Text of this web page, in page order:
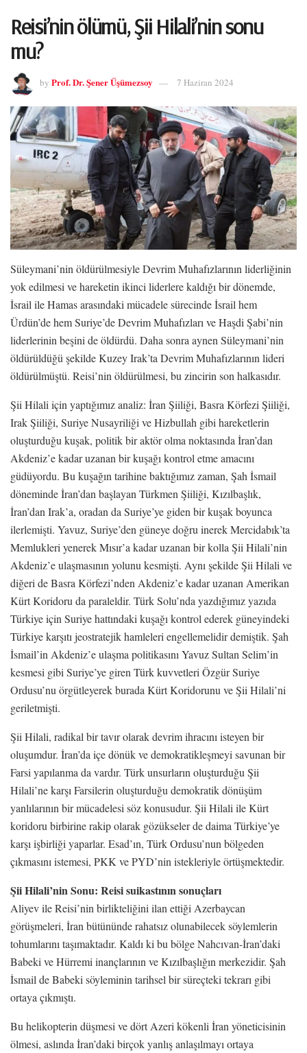
Reisi’nin ölümü, Şii Hilali’nin sonu
mu?
by Prof. Dr. Şener Üşümezsoy 7 Haziran 2024
Süleymani’nin öldürülmesiyle Devrim Muhafızlarının liderliğinin
yok edilmesi ve hareketin ikinci liderlere kaldığı bir dönemde,
İsrail ile Hamas arasındaki mücadele sürecinde İsrail hem
Ürdün’de hem Suriye’de Devrim Muhafızları ve Haşdi Şabi’nin
liderlerinin beşini de öldürdü. Daha sonra aynen Süleymani’nin
öldürüldüğü şekilde Kuzey Irak’ta Devrim Muhafızlarının lideri
öldürülmüştü. Reisi’nin öldürülmesi, bu zincirin son halkasıdır.
Şii Hilali için yaptığımız analiz: İran Şiiliği, Basra Körfezi Şiiliği,
Irak Şiiliği, Suriye Nusayriliği ve Hizbullah gibi hareketlerin
oluşturduğu kuşak, politik bir aktör olma noktasında İran’dan
Akdeniz’e kadar uzanan bir kuşağı kontrol etme amacını
güdüyordu. Bu kuşağın tarihine baktığımız zaman, Şah İsmail
döneminde İran’dan başlayan Türkmen Şiiliği, Kızılbaşlık,
İran’dan Irak’a, oradan da Suriye’ye giden bir kuşak boyunca
ilerlemişti. Yavuz, Suriye’den güneye doğru inerek Mercidabık’ta
Memlukleri yenerek Mısır’a kadar uzanan bir kolla Şii Hilali’nin
Akdeniz’e ulaşmasının yolunu kesmişti. Aynı şekilde Şii Hilali ve
diğeri de Basra Körfezi’nden Akdeniz’e kadar uzanan Amerikan
Kürt Koridoru da paraleldir. Türk Solu’nda yazdığımız yazıda
Türkiye için Suriye hattındaki kuşağı kontrol ederek güneyindeki
Türkiye karşıtı jeostratejik hamleleri engellemelidir demiştik. Şah
İsmail’in Akdeniz’e ulaşma politikasını Yavuz Sultan Selim’in
kesmesi gibi Suriye’ye giren Türk kuvvetleri Özgür Suriye
Ordusu’nu örgütleyerek burada Kürt Koridorunu ve Şii Hilali’ni
geriletmişti.
Şii Hilali, radikal bir tavır olarak devrim ihracını isteyen bir
oluşumdur. İran’da içe dönük ve demokratikleşmeyi savunan bir
Farsi yapılanma da vardır. Türk unsurların oluşturduğu Şii
Hilali’ne karşı Farsilerin oluşturduğu demokratik dönüşüm
yanlılarının bir mücadelesi söz konusudur. Şii Hilali ile Kürt
koridoru birbirine rakip olarak gözükseler de daima Türkiye’ye
karşı işbirliği yaparlar. Esad’ın, Türk Ordusu’nun bölgeden
çıkmasını istemesi, PKK ve PYD’nin istekleriyle örtüşmektedir.
Şii Hilali’nin Sonu: Reisi suikastının sonuçları
Aliyev ile Reisi’nin birlikteliğini ilan ettiği Azerbaycan
görüşmeleri, İran bütününde rahatsız olunabilecek söylemlerin
tohumlarını taşımaktadır. Kaldı ki bu bölge Nahcıvan-İran’daki
Babeki ve Hürremi inançlarının ve Kızılbaşlığın merkezidir. Şah
İsmail de Babeki söyleminin tarihsel bir süreçteki tekrarı gibi
ortaya çıkmıştı.
Bu helikopterin düşmesi ve dört Azeri kökenli İran yöneticisinin
ölmesi, aslında İran’daki birçok yanlış anlaşılmayı ortaya